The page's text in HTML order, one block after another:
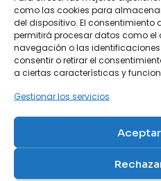
como las cookies para
del dispositivo. El consentimiento
permitirá procesar datos como
navegación o las identificaciones
consentir o retirar el
a ciertas características y
Gestionar los servicios
opción para teletrabajar